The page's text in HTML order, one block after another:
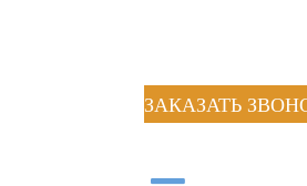
ЗАКАЗАТЬ